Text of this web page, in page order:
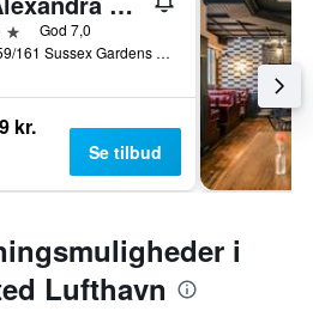
God 7,0
159/161 Sussex Gardens Hyde Park, London, Storbritannien
kr.
Se tilbud
i
Lufthavn